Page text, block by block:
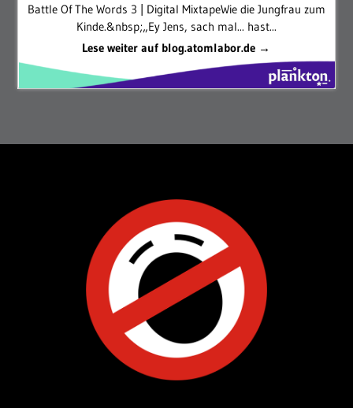
Battle Of The Words 3 | Digital MixtapeWie die Jungfrau zum
Kinde.&nbsp;„Ey Jens, sach mal... hast...
Lese weiter auf blog.atomlabor.de →